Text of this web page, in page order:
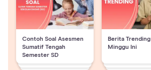
Contoh Soal Asesmen
Sumatif Tengah
Semester SD
Berita Trending
Minggu Ini